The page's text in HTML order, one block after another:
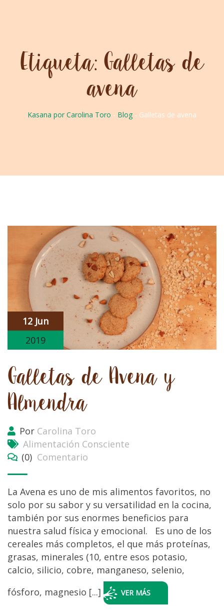
Etiqueta: Galletas de
avena
Kasana por Carolina Toro - Blog- Galletas de avena
12 Jun
2019
Galletas de Avena y
Almendra
Por Carolina Toro
Alimentación Consciente
(0) Comentario
La Avena es uno de mis alimentos favoritos, no
solo por su sabor y su versatilidad en la cocina,
también por sus enormes beneficios para
nuestra salud física y emocional. Es uno de los
cereales más completos, el que más proteínas,
grasas, minerales (10, entre esos potasio,
calcio, silicio, cobre, manganeso, selenio,
fósforo, magnesio [...]
VER MÁS